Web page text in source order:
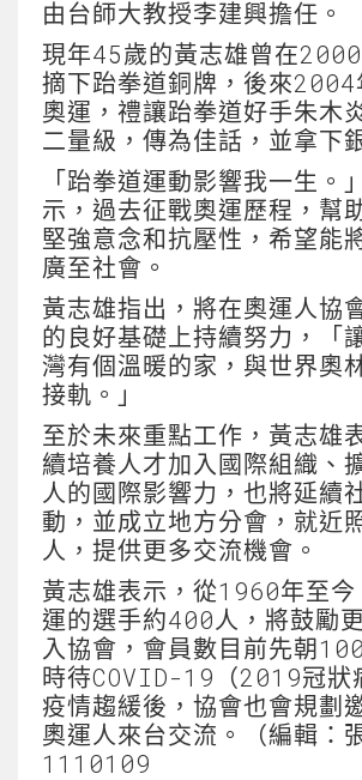
由台師大教授李建興擔任。
現年45歲的黃志雄曾在
摘下跆拳道銅牌，後來2004
奧運，禮讓跆拳道好手朱木
二量級，傳為佳話，並拿下
「跆拳道運動影響我一生。
示，過去征戰奧運歷程，幫
堅強意念和抗壓性，希望能
廣至社會。
黃志雄指出，將在奧運人協
的良好基礎上持續努力，「
灣有個溫暖的家，與世界奧
接軌。」
至於未來重點工作，黃志雄
續培養人才加入國際組織、
人的國際影響力，也將延續
動，並成立地方分會，就近
人，提供更多交流機會。
黃志雄表示，從1960年至今
運的選手約400人，將鼓勵
入協會，會員數目前先朝
時待COVID-19（2019冠狀
疫情趨緩後，協會也會規劃
奧運人來台交流。（編輯：
1110109